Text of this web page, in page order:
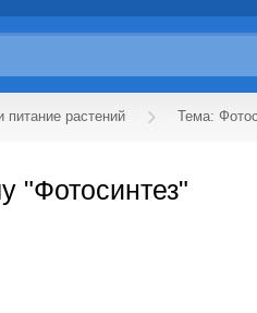
питание растений Тема:
"Фотосинтез"